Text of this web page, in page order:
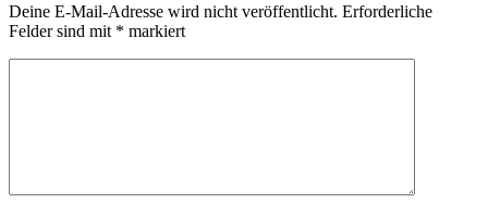
Deine E-Mail-Adresse wird nicht veröffentlicht. Erforderliche
Felder sind mit * markiert